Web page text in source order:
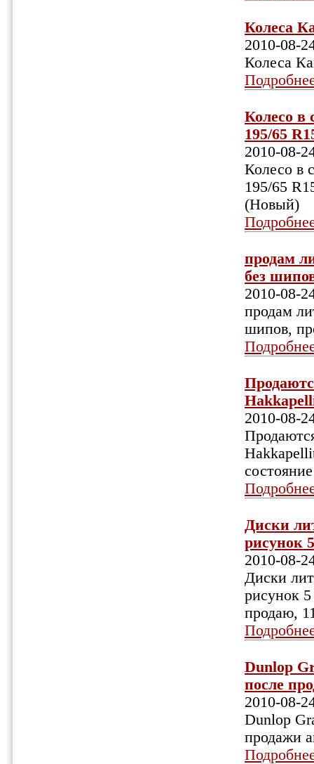
Колеса
2010-08-
Колеса
Колесо в
195/65
2010-08-
Колесо в
195/65
(Новый)
продам
без
2010-08-
продам
шипов,
2010-08-
Диски
рисунок
2010-08-
Диски
рисунок
продаю,
Dunlop
после
2010-08-
Dunlop
продажи